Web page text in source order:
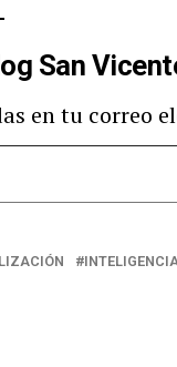
San
en tu correo